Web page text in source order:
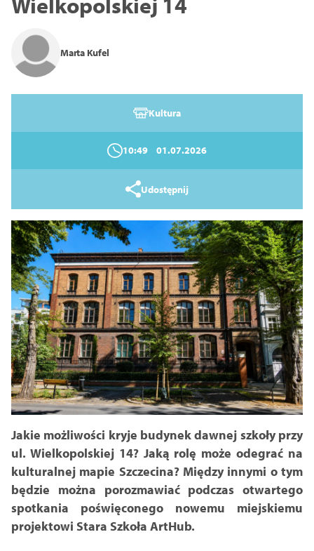
Marta Kufel
Kultura
10:49 01.07.2026
Udostępnij
Jakie możliwości kryje budynek dawnej szkoły przy
ul. Wielkopolskiej 14? Jaką rolę może odegrać na
kulturalnej mapie Szczecina? Między innymi o tym
będzie można porozmawiać podczas otwartego
spotkania poświęconego nowemu miejskiemu
projektowi Stara Szkoła ArtHub.